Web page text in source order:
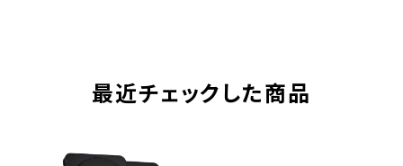
最近チェックした商品